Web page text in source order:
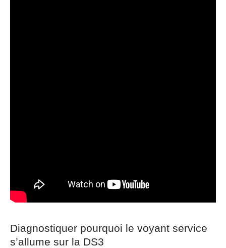
Diagnostiquer pourquoi le voyant service
s’allume sur la DS3